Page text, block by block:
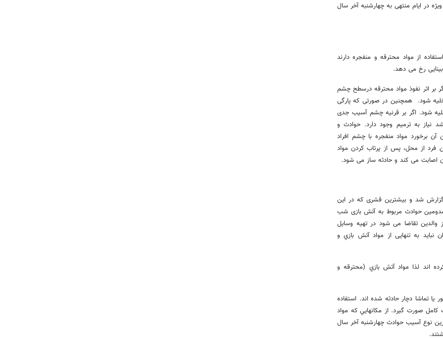
در ایام منتهی به چهارشنبه آخر سال
از مواد محترقه و منفجره دارند
رخ می دهد.
بر اثر نفوذ مواد محترقه درسطح چشم
شود. همچنین در صورتی که پارگی
شود. اگر بر قرنیه چشم آسیب جدی
نیاز به ترمیم وجود دارد. حوادث و
برخورد مواد منفجره با چشم افراد
فرد از محل، پس از پرتاب کردن مواد
اصابت می کند و حادثه ساز می شود.
سال گزارش شد و بیشترین قشری که در این
15 تا 24 سال است. فراوانی مصدومین حوادث مربوط به آتش بازی شب
جنس مونث بود. لذا از والدین تقاضا می شود در تهیه وسایل
نبايد به تنهایی از مواد آتش بازي و
اند لذا مواد آتش بازي (محترقه و
محترقه و 26.2 درصد در حین عبور یا تماشا دچار حادثه شده اند. استفاده
صورت گيرد. از مكانهايي كه مواد
نوع آسيب حوادث چهارشنبه آخر سال